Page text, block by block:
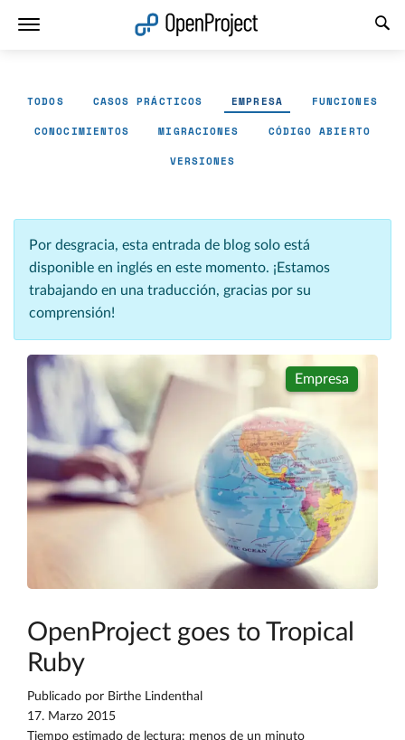
TODOS CASOS PRÁCTICOS EMPRESA FUNCIONES
CONOCIMIENTOS MIGRACIONES CÓDIGO ABIERTO
VERSIONES
Por desgracia, esta entrada de blog solo está
disponible en inglés en este momento. ¡Estamos
trabajando en una traducción, gracias por su
comprensión!
Empresa
OpenProject goes to Tropical
Ruby
Publicado por Birthe Lindenthal
17. Marzo 2015
Tiempo estimado de lectura: menos de un minuto
Abrir vínculo en un nuevo panel